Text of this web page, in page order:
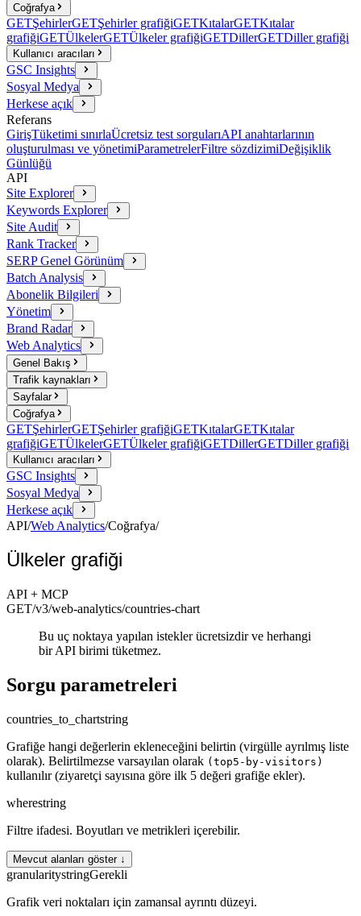
Coğrafya
GETŞehirlerGETŞehirler grafiğiGETKıtalarGETKıtalar
grafiğiGETÜlkelerGETÜlkeler grafiğiGETDillerGETDiller grafiği
Kullanıcı aracıları
GSC Insights
Sosyal Medya
Herkese açık
Referans
GirişTüketimi sınırlaÜcretsiz test sorgularıAPI anahtarlarının
oluşturulması ve yönetimiParametrelerFiltre sözdizimiDeğişiklik
Günlüğü
API
Site Explorer
Keywords Explorer
Site Audit
Rank Tracker
SERP Genel Görünüm
Batch Analysis
Abonelik Bilgileri
Yönetim
Brand Radar
Web Analytics
Genel Bakış
Trafik kaynakları
Sayfalar
Coğrafya
GETŞehirlerGETŞehirler grafiğiGETKıtalarGETKıtalar
grafiğiGETÜlkelerGETÜlkeler grafiğiGETDillerGETDiller grafiği
Kullanıcı aracıları
GSC Insights
Sosyal Medya
Herkese açık
API/Web Analytics/Coğrafya/
Ülkeler grafiği
API + MCP
GET/v3/web-analytics/countries-chart
Bu uç noktaya yapılan istekler ücretsizdir ve herhangi
bir API birimi tüketmez.
Sorgu parametreleri
countries_to_chartstring
Grafiğe hangi değerlerin ekleneceğini belirtin (virgülle ayrılmış liste
olarak). Belirtilmezse varsayılan olarak (top5-by-visitors)
kullanılır (ziyaretçi sayısına göre ilk 5 değeri grafiğe ekler).
wherestring
Filtre ifadesi. Boyutları ve metrikleri içerebilir.
Mevcut alanları göster ↓
granularitystringGerekli
Grafik veri noktaları için zamansal ayrıntı düzeyi.